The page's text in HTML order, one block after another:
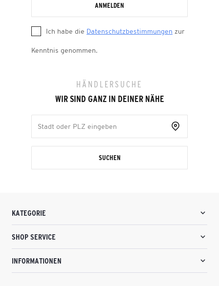
ANMELDEN
Ich habe die Datenschutzbestimmungen zur
Kenntnis genommen.
HÄNDLERSUCHE
WIR SIND GANZ IN DEINER NÄHE
SUCHEN
KATEGORIE
SHOP SERVICE
INFORMATIONEN